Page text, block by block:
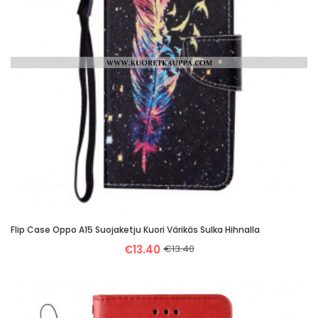
Flip Case Oppo A15 Suojaketju Kuori Värikäs Sulka Hihnalla
€13.40 €13.40